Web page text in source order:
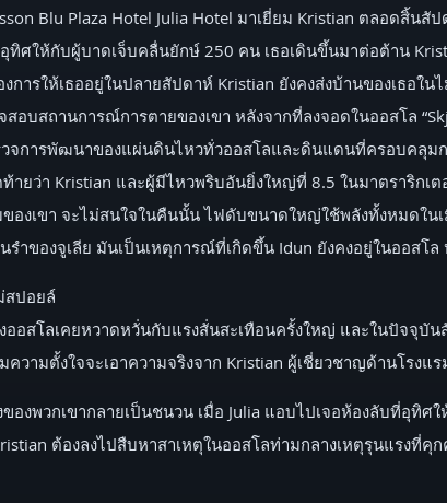
Blu Plaza Hotel Julia Hotel มาเยี่ยม Kristian ตลอดสิ้
ทิศให้กับผู้บาดเจ็บคลื่นยักษ์ 250 คน เธอเดินขึ้นมาต่อต้าน
งการให้เธออยู่ในปลายสัปดาห์ Kristian ยังคงส่งบ้านของเธอ
สอบสถานการณ์การตายของเขา หลังจากที่ลงจอดในออสโล
วจการพัฒนาของแผ่นดินไหวทั่วออสโลและดินแดนที่ครอบคลุม
ายว่า Kristian และผู้มีไหวพริบอันยิ่งใหญ่ที่ 8.5 ในมาตราริกเ
องเขา จะไม่สนใจในคืนนั้น ไฟดับขนาดใหญ่ใช้พลังทั้งหมดใน
รำของจูเลีย มันเป็นเหตุการณ์ที่เกิดขึ้น Idun ยังคงอยู่ในออสโ
สปอยล์
ออสโลเคยหวาดหวั่นกับแรงสั่นสะเทือนครั้งใหญ่ และในปัจจุ
ความตั้งใจจะเอาความจริงจาก Kristian ผู้เชี่ยวชาญด้านโรงแร
องพวกเขากลายเป็นชนวน เมื่อ Julia แอบไปเจอห้องลับที่อุทิ
ต้องลงไปสืบหาสาเหตุในออสโลท่ามกลางเหตุรุนแรงที่คุ